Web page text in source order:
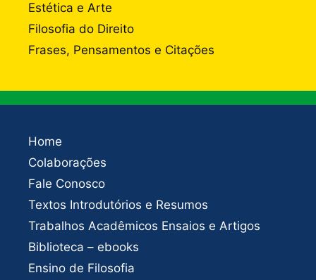
Estética e Arte
Filosofia do Direito
Frases, Pensamentos e Citações
Home
Colaborações
Fale Conosco
Textos Introdutórios e Resumos
Trabalhos Acadêmicos Ensaios e Artigos
Biblioteca – ebooks
Ensino de Filosofia